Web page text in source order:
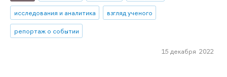
исследования и аналитика
взгляд ученого
репортаж о событии
15 декабря 2022